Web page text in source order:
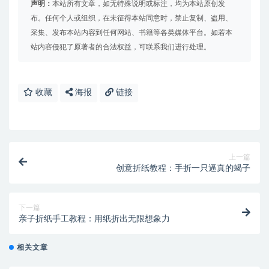
声明： 本站所有文章，如无特殊说明或标注，均为本站原创发
布。任何个人或组织，在未征得本站同意时，禁止复制、盗用、
采集、发布本站内容到任何网站、书籍等各类媒体平台。如若本
站内容侵犯了原著者的合法权益，可联系我们进行处理。
收藏 海报 链接
上一篇
创意折纸教程：手折一只逼真的蝎子
下一篇
亲子折纸手工教程：用纸折出无限想象力
相关文章